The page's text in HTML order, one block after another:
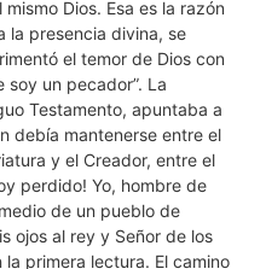
Dios. Esa es la razón
la presencia divina, se
el temor de Dios con
soy un pecador”. La
Testamento, apuntaba a
debía mantenerse entre el
y el Creador, entre el
perdido! Yo, hombre de
de un pueblo de
ojos al rey y Señor de los
la primera lectura. El camino